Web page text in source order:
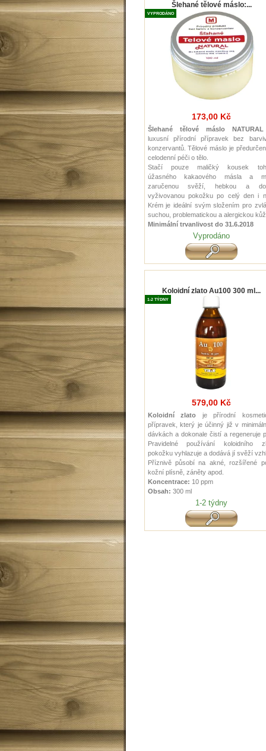
Šlehané tělové máslo:...
VYPRODÁNO
173,00 Kč
Šlehané tělové máslo NATURAL
luxusní přírodní přípravek bez
konzervantů. Tělové máslo je
celodenní péči o tělo.
Stačí pouze maličký kousek
úžasného kakaového másla a
zaručenou svěží, hebkou a
vyživovanou pokožku po celý den i
Krém je ideální svým složením pro
suchou, problematickou a alergickou
Minimální trvanlivost do 31.6.2018
Vyprodáno
Koloidní zlato Au100 300 ml...
1-2 TÝDNY
579,00 Kč
Koloidní zlato je přírodní
přípravek, který je účinný již v
dávkách a dokonale čistí a regeneruje
Pravidelné používání koloidního
pokožku vyhlazuje a dodává jí svěží
Příznivě působí na akné, rozšířené
kožní plísně, záněty apod.
Koncentrace: 10 ppm
Obsah: 300 ml
1-2 týdny